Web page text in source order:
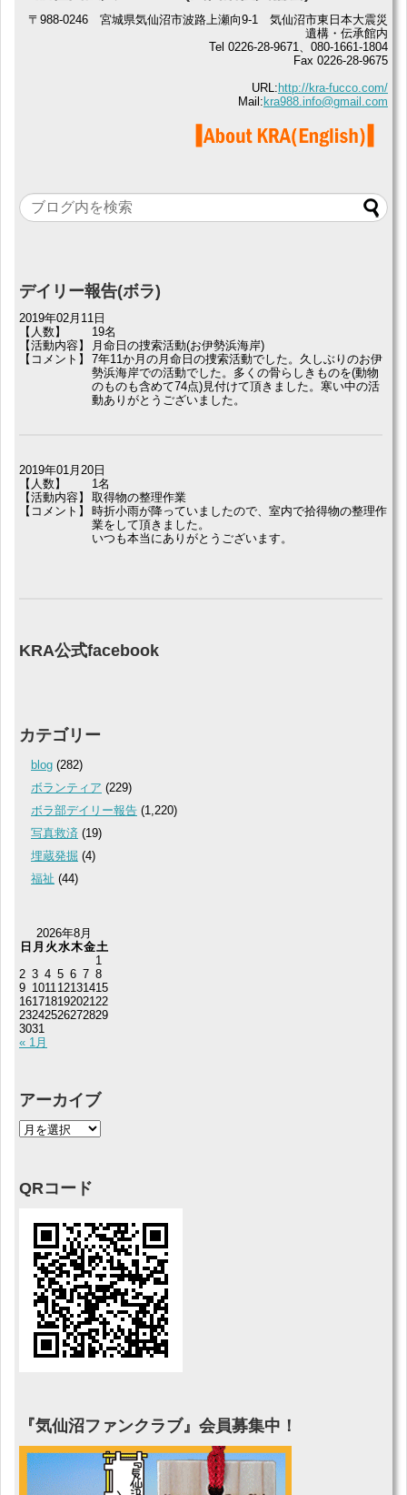
〒988-0246 宮城県気仙沼市波路上瀬向9-1 気仙沼市東日本大震災
遺構・伝承館内
Tel 0226-28-9671、080-1661-1804
Fax 0226-28-9675
URL: http://kra-fucco.com/
Mail: kra988.info@gmail.com
デイリー報告(ボラ)
2019年02月11日
【人数】
19名
【活動内容】
月命日の捜索活動(お伊勢浜海岸)
【コメント】
7年11か月の月命日の捜索活動でした。久しぶりのお伊
勢浜海岸での活動でした。多くの骨らしきものを(動物
のものも含めて74点)見付けて頂きました。寒い中の活
動ありがとうございました。
2019年01月20日
【人数】
1名
【活動内容】
取得物の整理作業
【コメント】
時折小雨が降っていましたので、室内で拾得物の整理作
業をして頂きました。
いつも本当にありがとうございます。
KRA公式facebook
カテゴリー
blog (282)
ボランティア (229)
ボラ部デイリー報告 (1,220)
写真救済 (19)
埋蔵発掘 (4)
福祉 (44)
2026年8月
日 月 火水木金土
« 1月
1
2 3 4 5 6 7 8
9 1011 12131415
161718192021 22
23242526272829
3031
アーカイブ
QRコード
『気仙沼ファンクラブ』会員募集中！